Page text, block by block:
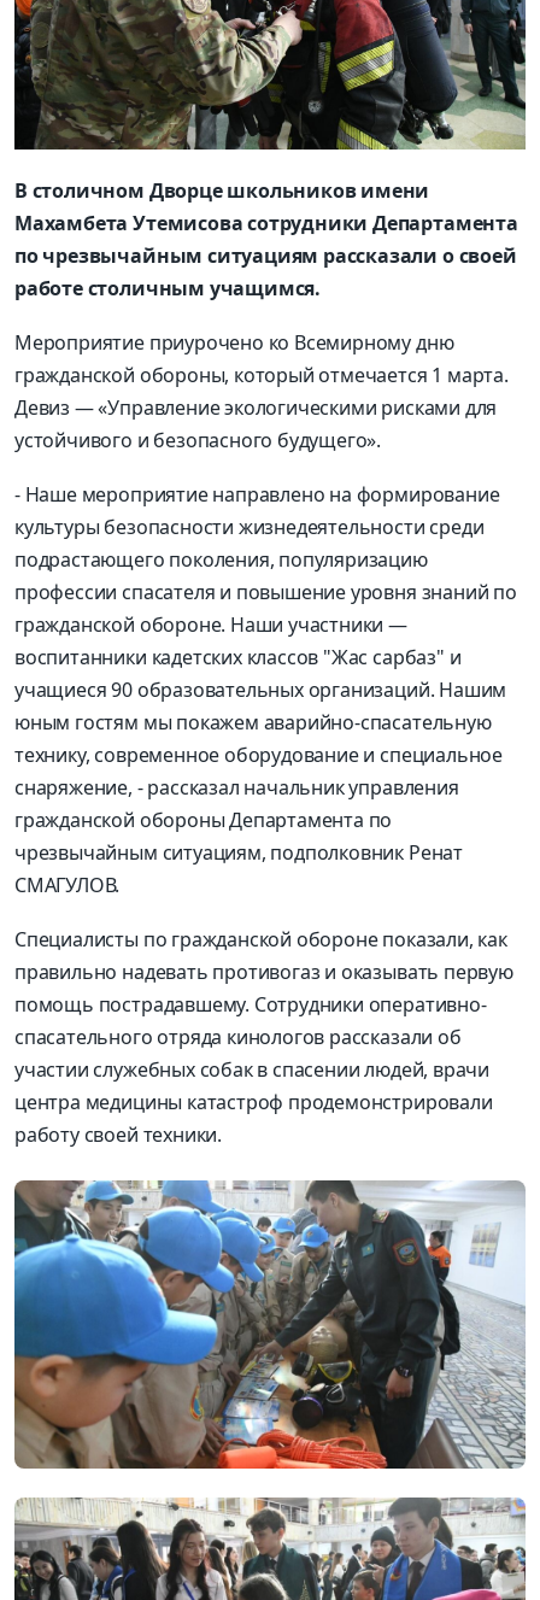
В столичном Дворце школьников имени
Махамбета Утемисова сотрудники Департамента
по чрезвычайным ситуациям рассказали о своей
работе столичным учащимся.
Мероприятие приурочено ко Всемирному дню
гражданской обороны, который отмечается 1 марта.
Девиз — «Управление экологическими рисками для
устойчивого и безопасного будущего».
- Наше мероприятие направлено на формирование
культуры безопасности жизнедеятельности среди
подрастающего поколения, популяризацию
профессии спасателя и повышение уровня знаний по
гражданской обороне. Наши участники —
воспитанники кадетских классов "Жас сарбаз" и
учащиеся 90 образовательных организаций. Нашим
юным гостям мы покажем аварийно-спасательную
технику, современное оборудование и специальное
снаряжение, - рассказал начальник управления
гражданской обороны Департамента по
чрезвычайным ситуациям, подполковник Ренат
СМАГУЛОВ.
Специалисты по гражданской обороне показали, как
правильно надевать противогаз и оказывать первую
помощь пострадавшему. Сотрудники оперативно-
спасательного отряда кинологов рассказали об
участии служебных собак в спасении людей, врачи
центра медицины катастроф продемонстрировали
работу своей техники.